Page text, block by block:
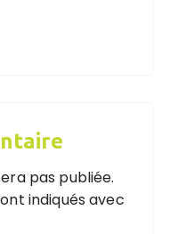
pas publiée.
indiqués avec